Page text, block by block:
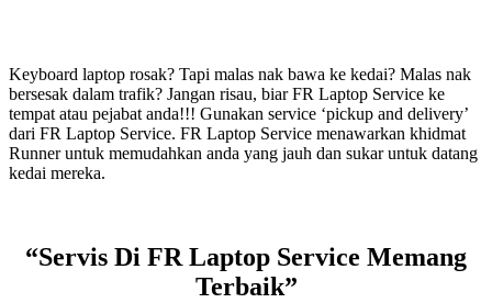
Keyboard laptop rosak? Tapi malas nak bawa ke kedai? Malas nak
bersesak dalam trafik? Jangan risau, biar FR Laptop Service ke
tempat atau pejabat anda!!! Gunakan service ‘pickup and delivery’
dari FR Laptop Service. FR Laptop Service menawarkan khidmat
Runner untuk memudahkan anda yang jauh dan sukar untuk datang
kedai mereka.
“Servis Di FR Laptop Service Memang
Terbaik”